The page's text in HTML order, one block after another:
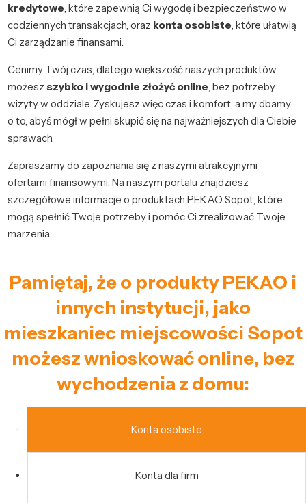
kredytowe, które zapewnią Ci wygodę i bezpieczeństwo w
codziennych transakcjach, oraz konta osobiste, które ułatwią
Ci zarządzanie finansami.
Cenimy Twój czas, dlatego większość naszych produktów
możeszszybko i wygodnie złożyć online, bez potrzeby
wizyty w oddziale. Zyskujesz więc czas i komfort, a my dbamy
o to, abyś mógł w pełni skupić się na najważniejszych dla Ciebie
sprawach.
Zapraszamy do zapoznania się z naszymi atrakcyjnymi
ofertami finansowymi. Na naszym portalu znajdziesz
szczegółowe informacje o produktach PEKAO Sopot, które
mogą spełnić Twoje potrzeby i pomóc Ci zrealizować Twoje
marzenia.
Pamiętaj, że o produkty PEKAO i
innych instytucji, jako
mieszkaniec miejscowości Sopot
możesz wnioskować online, bez
wychodzenia z domu:
Konta osobiste
Konta dla firm